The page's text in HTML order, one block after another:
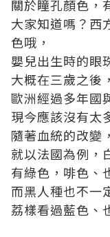
關於瞳孔顏色，
大家知道嗎？西
色哦，
嬰兒出生時的眼
大概在三歲之後
歐洲經過多年國
現今應該沒有太
隨著血統的改變
就以法國為例，
有綠色，啡色、
而黑人種也不一
荔樣看過藍色、